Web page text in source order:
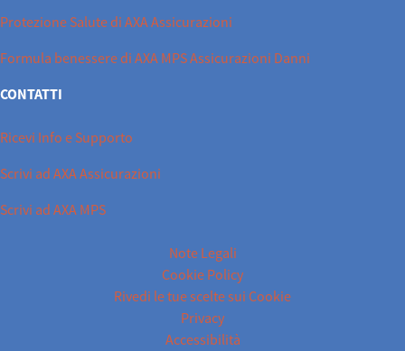
Protezione Salute di AXA Assicurazioni
Formula benessere di AXA MPS Assicurazioni Danni
CONTATTI
Ricevi Info e Supporto
Scrivi ad AXA Assicurazioni
Scrivi ad AXA MPS
Note Legali
Cookie Policy
Rivedi le tue scelte sui Cookie
Privacy
Accessibilità